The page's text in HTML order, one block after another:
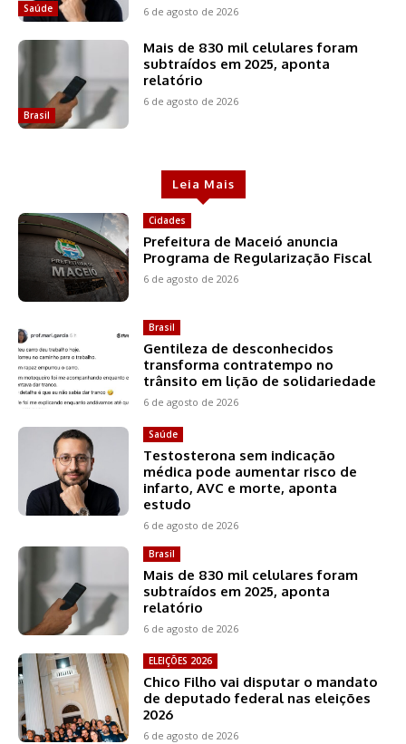
Saúde 6 de agosto de 2026
Brasil
Mais de 830 mil celulares foram
subtraídos em 2025, aponta
relatório
6 de agosto de 2026
Leia Mais
Cidades
Prefeitura de Maceió anuncia
Programa de Regularização Fiscal
6 de agosto de 2026
Brasil
Gentileza de desconhecidos
transforma contratempo no
trânsito em lição de solidariedade
6 de agosto de 2026
Saúde
Testosterona sem indicação
médica pode aumentar risco de
infarto, AVC e morte, aponta
estudo
6 de agosto de 2026
Brasil
Mais de 830 mil celulares foram
subtraídos em 2025, aponta
relatório
6 de agosto de 2026
ELEIÇÕES 2026
Chico Filho vai disputar o mandato
de deputado federal nas eleições
2026
6 de agosto de 2026